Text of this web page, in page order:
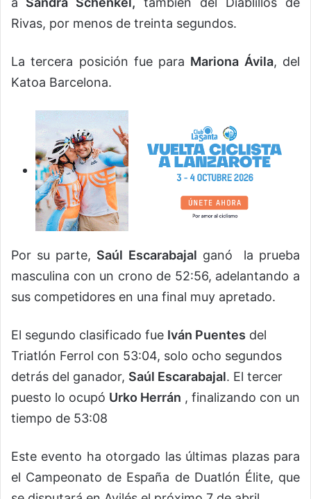
Rivas, por menos de treinta segundos.
La tercera posición fue para Mariona Ávila, del
Katoa Barcelona.
Por su parte, Saúl Escarabajal ganó la prueba
masculina con un crono de 52:56, adelantando a
sus competidores en una final muy apretado.
El segundo clasificado fue Iván Puentes del
Triatlón Ferrol con 53:04, solo ocho segundos
detrás del ganador, Saúl Escarabajal. El tercer
puesto lo ocupó Urko Herrán , finalizando con un
tiempo de 53:08
Este evento ha otorgado las últimas plazas para
el Campeonato de España de Duatlón Élite, que